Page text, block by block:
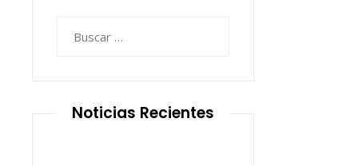
Noticias Recientes